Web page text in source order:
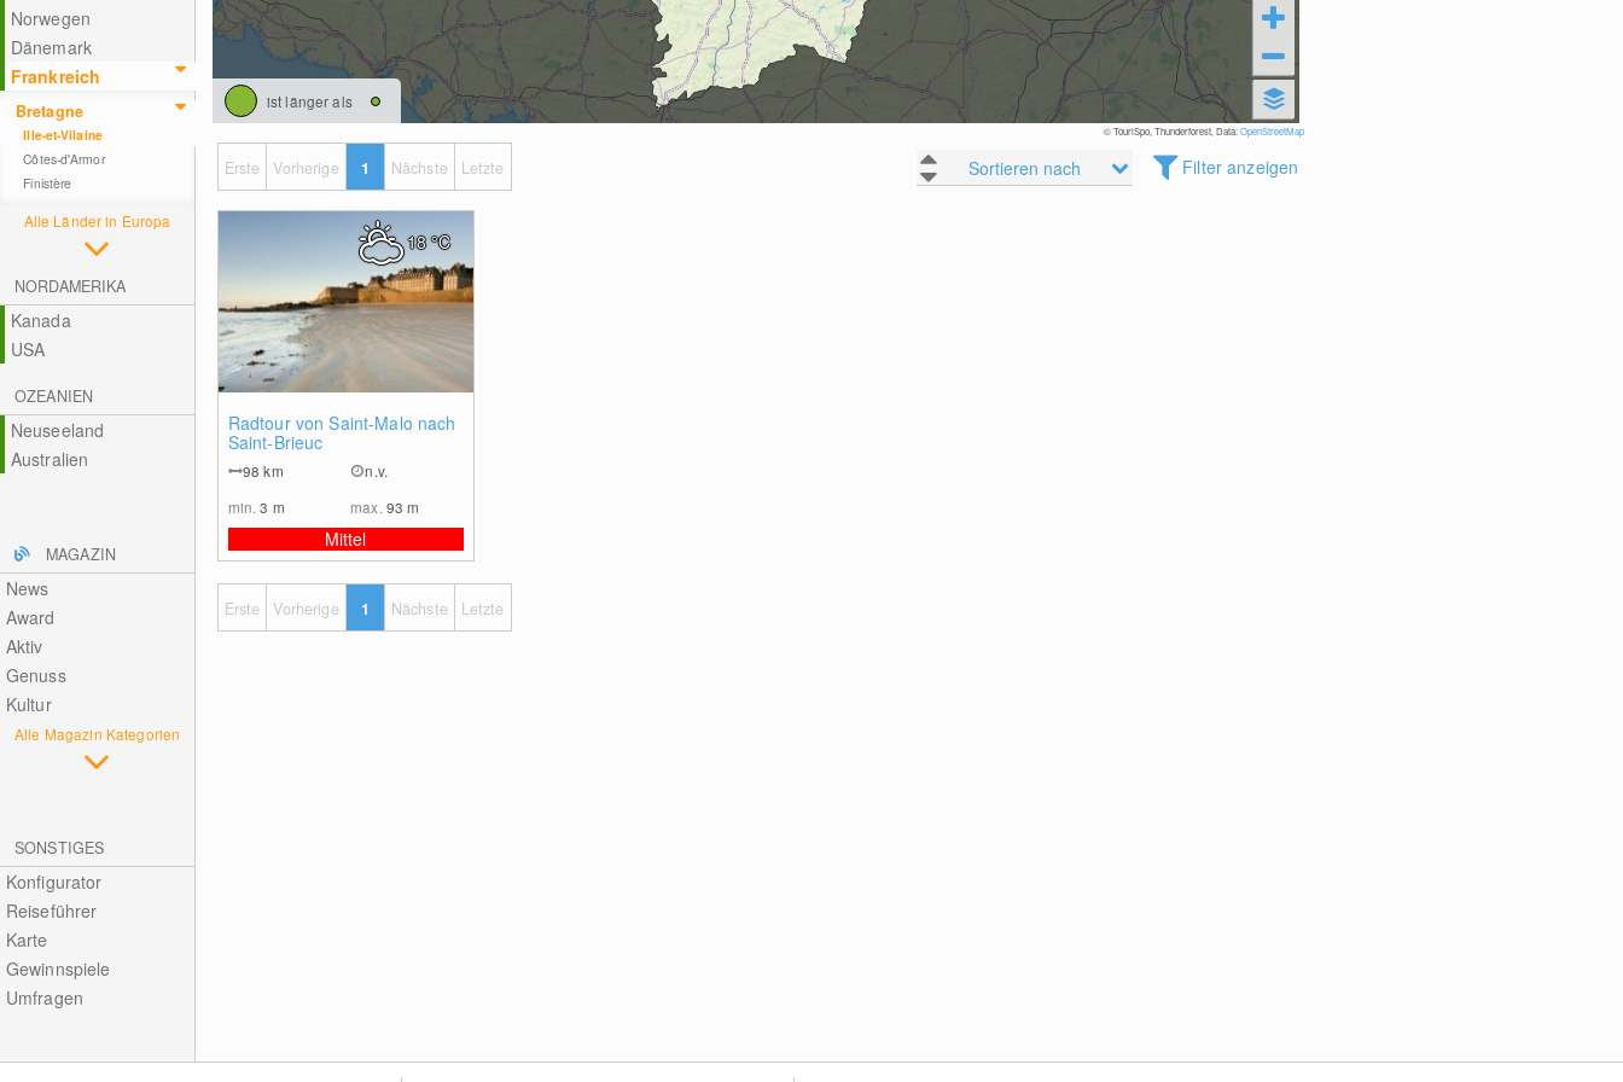
Norwegen
Dänemark
Alle Länder in Europa
Frankreich
Bretagne
Ille-et-Vilaine
Côtes-d'Armor
Finistère
NORDAMERIKA
Kanada
USA
OZEANIEN
Neuseeland
Australien
MAGAZIN
News
Award
Aktiv
Genuss
Kultur
Alle Magazin Kategorien
SONSTIGES
Konfigurator
Reiseführer
Karte
Gewinnspiele
Umfragen
ist länger als
© TouriSpo, Thunderforest, Data:OpenStreetMap
Sortieren nach Filter anzeigen
Erste Vorherige 1 Nächste Letzte
Radtour von Saint-Malo nach
Saint-Brieuc
98km
n.v.
min.3 m max. 93m
Mittel
18°C
Erste Vorherige 1 Nächste Letzte